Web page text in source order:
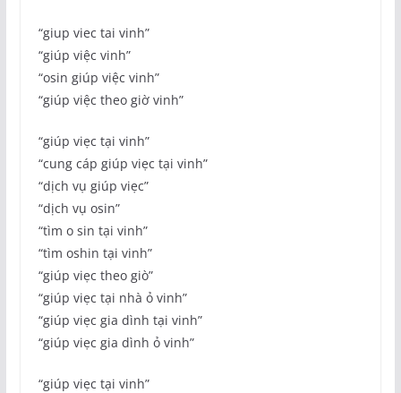
“giup viec tai vinh”
“giúp việc vinh”
“osin giúp việc vinh”
“giúp việc theo giờ vinh”
“giúp viẹc tại vinh”
“cung cáp giúp viẹc tại vinh”
“dịch vụ giúp viẹc”
“dịch vụ osin”
“tìm o sin tại vinh”
“tìm oshin tại vinh”
“giúp viẹc theo giò”
“giúp viẹc tại nhà ỏ vinh”
“giúp viẹc gia dình tại vinh”
“giúp viẹc gia dình ỏ vinh”
“giúp viẹc tại vinh”